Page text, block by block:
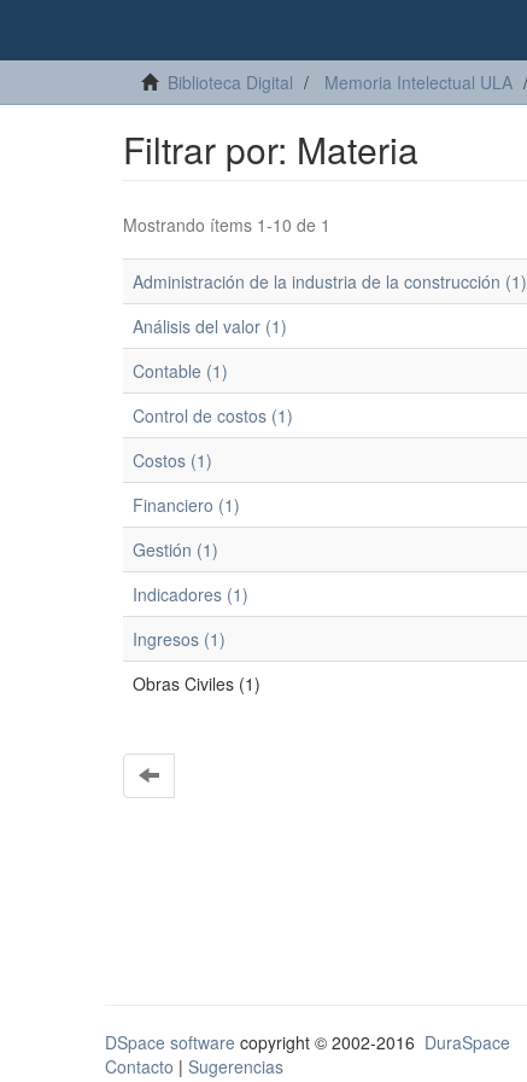
Biblioteca Digital Memoria Intelectual ULA
Filtrar por: Materia
Mostrando ítems 1-10 de 1
Administración de la industria de la construcción (1)
Análisis del valor (1)
Contable (1)
Control de costos (1)
Costos (1)
Financiero (1)
Gestión (1)
Indicadores (1)
Ingresos (1)
Obras Civiles (1)
DSpace software copyright © 2002-2016 DuraSpace
Contacto | Sugerencias